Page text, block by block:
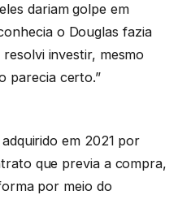
dariam golpe em
o Douglas fazia
investir, mesmo
parecia certo.”
em 2021 por
que previa a compra,
por meio do